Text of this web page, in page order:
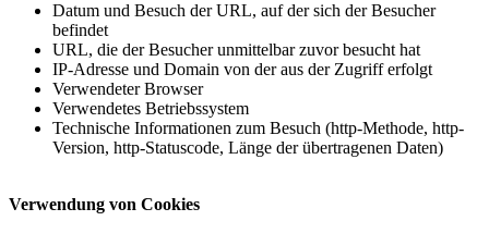
Datum und Besuch der URL, auf der sich der Besucher
befindet
URL, die der Besucher unmittelbar zuvor besucht hat
IP-Adresse und Domain von der aus der Zugriff erfolgt
Verwendeter Browser
Verwendetes Betriebssystem
Technische Informationen zum Besuch (http-Methode, http-
Version, http-Statuscode, Länge der übertragenen Daten)
Verwendung von Cookies